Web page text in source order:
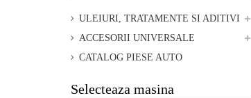
ULEIURI, TRATAMENTE SI ADITIVI
ACCESORII UNIVERSALE
CATALOG PIESE AUTO
Selecteaza masina